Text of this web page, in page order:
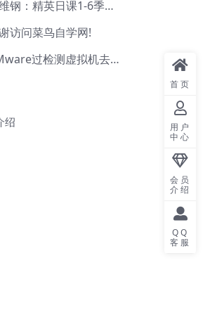
万维钢：精英日课1-6季合集
访问菜鸟自学网!
VMware过检测虚拟机去虚拟化教程(工具+基础+进阶)
绍
首页
用户
中心
会员
介绍
QQ
客服